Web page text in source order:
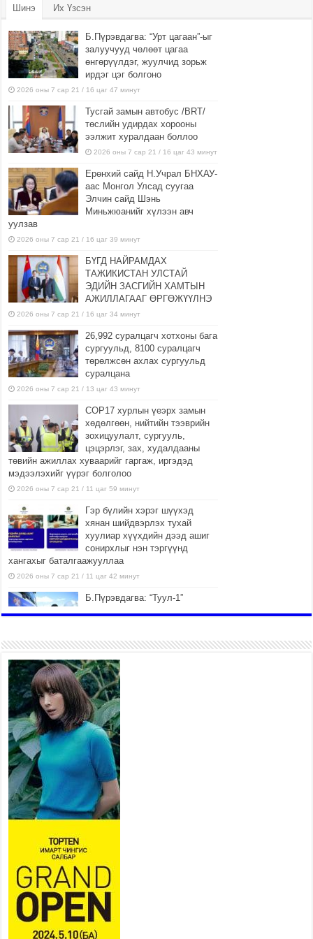
Шинэ Их Үзсэн
Б.Пүрэвдагва: “Урт цагаан”-ыг
залуучууд чөлөөт цагаа
өнгөрүүлдэг, жуулчид зорьж
ирдэг цэг болгоно
2026 оны 7 сар 21 / 16 цаг 47 минут
Тусгай замын автобус /BRT/
төслийн удирдах хорооны
ээлжит хуралдаан боллоо
2026 оны 7 сар 21 / 16 цаг 43 минут
Ерөнхий сайд Н.Учрал БНХАУ-
аас Монгол Улсад суугаа
Элчин сайд Шэнь
Миньжюанийг хүлээн авч
уулзав
2026 оны 7 сар 21 / 16 цаг 39 минут
БҮГД НАЙРАМДАХ
ТАЖИКИСТАН УЛСТАЙ
ЭДИЙН ЗАСГИЙН ХАМТЫН
АЖИЛЛАГААГ ӨРГӨЖҮҮЛНЭ
2026 оны 7 сар 21 / 16 цаг 34 минут
26,992 суралцагч хотхоны бага
сургуульд, 8100 суралцагч
төрөлжсөн ахлах сургуульд
суралцана
2026 оны 7 сар 21 / 13 цаг 43 минут
COP17 хурлын үеэрх замын
хөдөлгөөн, нийтийн тээврийн
зохицуулалт, сургууль,
цэцэрлэг, зах, худалдааны
төвийн ажиллах хуваарийг гаргаж, иргэдэд
мэдээлэхийг үүрэг болголоо
2026 оны 7 сар 21 / 11 цаг 59 минут
Гэр бүлийн хэрэг шүүхэд
хянан шийдвэрлэх тухай
хуулиар хүүхдийн дээд ашиг
сонирхлыг нэн тэргүүнд
хангахыг баталгаажууллаа
2026 оны 7 сар 21 / 11 цаг 42 минут
Б.Пүрэвдагва: “Туул-1”
2026 оны 7 сар 21 / 10 цаг 15 минут
НИЙСЛЭЛ, АЙМГИЙН
УДИРДЛАГУУДЫН АЖЛЫГ
ХҮНД СУРТЛЫГ БУУРУУЛЖ,
ИРГЭД, АЖ АХУЙН НЭГЖИЙН
АЧААГ ХЭРХЭН ХӨНГӨЛСНӨӨР ДҮГНЭНЭ
2026 оны 7 сар 21 / 10 цаг 09 минут
Байнгын хорооны дарга
М.Мандхай Цөлжилттэй
тэмцэх тухай НҮБ-ын
конвенцын талуудын 17 дугаар
бага хурал (СОР17)-ын бэлтгэл ажлын явцтай
танилцлаа
2026 оны 7 сар 21 / 10 цаг 03 минут
Б.Пүрэвдагва: Бүтээн байгуулалтын аливаа
ажил инженерийн хангамжийн байгууллагуудын
уялдаа холбоогүйгээс саатах ёсгүй
2026 оны 7 сар 20 / 17 цаг 21 минут
“Сэлбэ 20 минутын хот” төслийн анхны 12
давхар барилгын үндсэн карказ, цутгалтын ажил